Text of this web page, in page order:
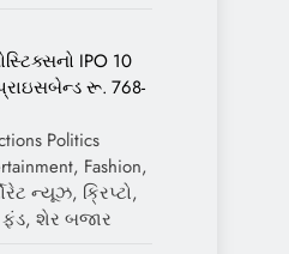
IPO 10
રૂ. 768-
Politics
Fashion,
ન્યૂઝ, ક્રિપ્ટો,
શેર બજાર